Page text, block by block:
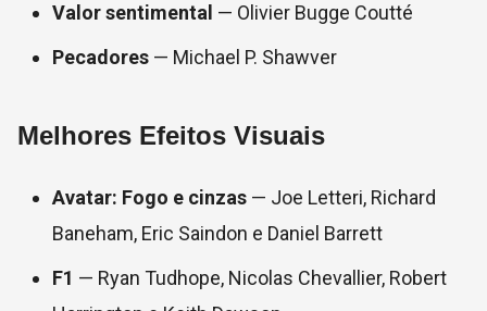
Valor sentimental — Olivier Bugge Coutté
Pecadores — Michael P. Shawver
Melhores Efeitos Visuais
Avatar: Fogo e cinzas — Joe Letteri, Richard
Baneham, Eric Saindon e Daniel Barrett
F1 — Ryan Tudhope, Nicolas Chevallier, Robert